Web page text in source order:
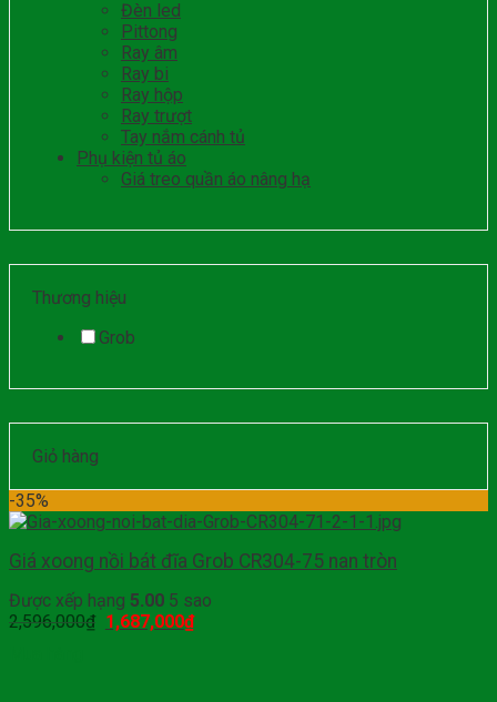
Đèn led
Pittong
Ray âm
Ray bi
Ray hộp
Ray trượt
Tay nắm cánh tủ
Phụ kiện tủ áo
Giá treo quần áo nâng hạ
Thương hiệu
Grob
Giỏ hàng
-35%
Giá xoong nồi bát đĩa Grob CR304-75 nan tròn
Được xếp hạng 5.00 5 sao
2,596,000₫ 1,687,000₫